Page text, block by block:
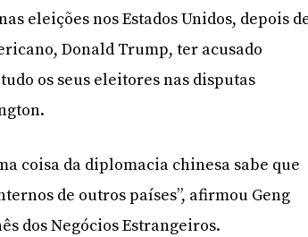
eleições nos Estados Unidos, depois
Donald Trump, ter acusado
os seus eleitores nas disputas
coisa da diplomacia chinesa sabe que
de outros países”, afirmou Geng
dos Negócios Estrangeiros.